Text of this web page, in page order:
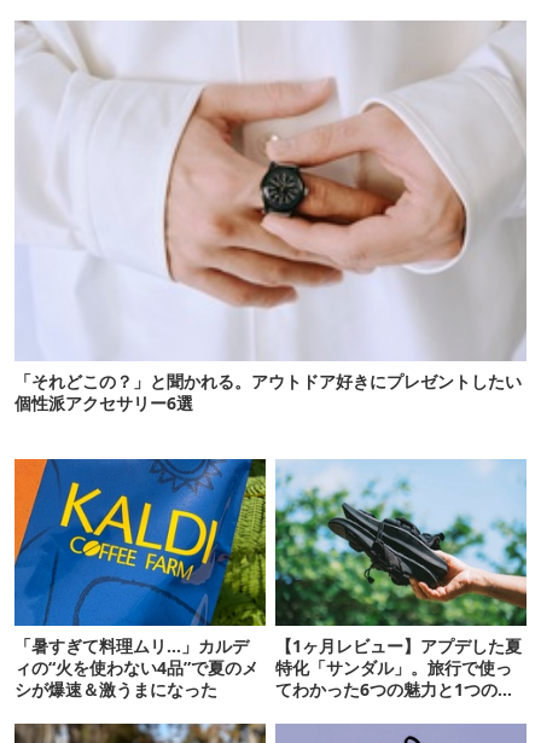
「それどこの？」と聞かれる。アウトドア好きにプレゼントしたい
個性派アクセサリー6選
「暑すぎて料理ムリ…」カルデ
ィの“火を使わない4品”で夏のメ
シが爆速＆激うまになった
【1ヶ月レビュー】アプデした夏
特化「サンダル」。旅行で使っ
てわかった6つの魅力と1つの注